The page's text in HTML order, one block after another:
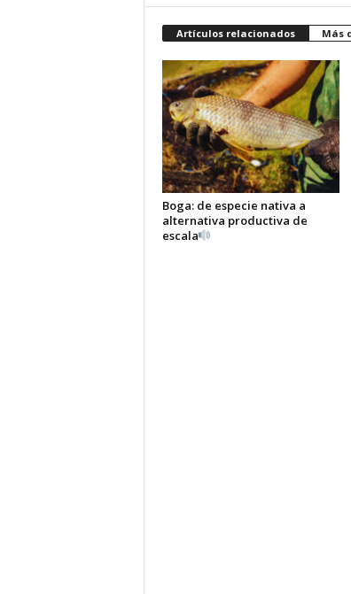
Artículos relacionados Más
Boga: de especie nativa a
alternativa productiva de
escala